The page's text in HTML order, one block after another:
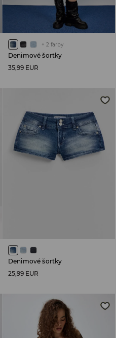
+ 2 farby
Denimové šortky
35,99 EUR
Denimové šortky
25,99 EUR